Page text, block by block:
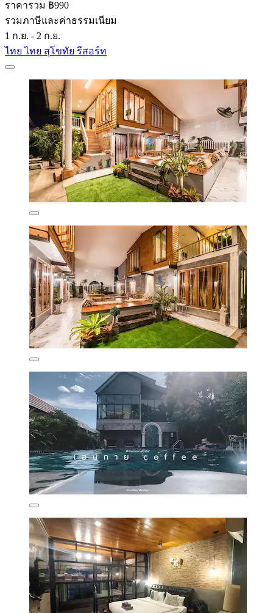
ราคารวม ฿990
รวมภาษีและค่าธรรมเนียม
1 ก.ย. - 2 ก.ย.
ไทย ไทย สุโขทัย รีสอร์ท